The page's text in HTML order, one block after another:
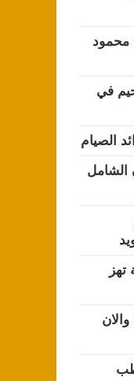
محمود
في
الصيام
الشامل
والان